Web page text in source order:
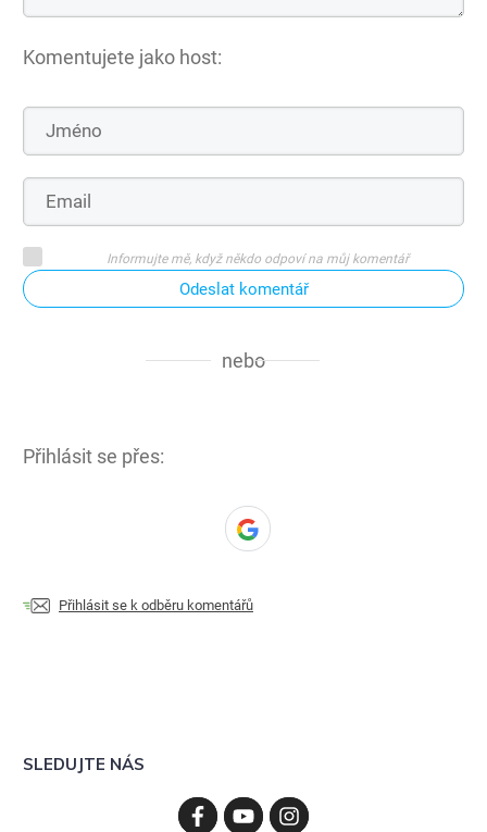
Komentujete jako host:
Informujte mě, když někdo odpoví na můj komentář
Odeslat komentář
nebo
Přihlásit se přes:
Přihlásit se k odběru komentářů
SLEDUJTE NÁS